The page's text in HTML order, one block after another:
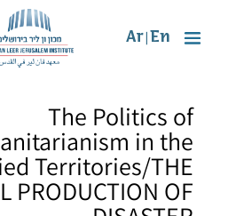
En
Ar
The Politics of
in the
Territories/THE
PRODUCTION OF